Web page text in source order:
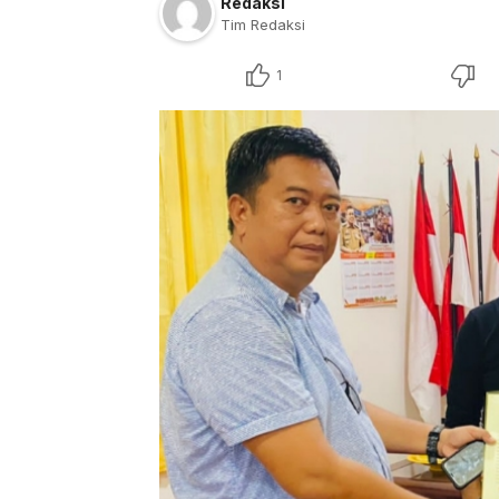
Tim Redaksi
1